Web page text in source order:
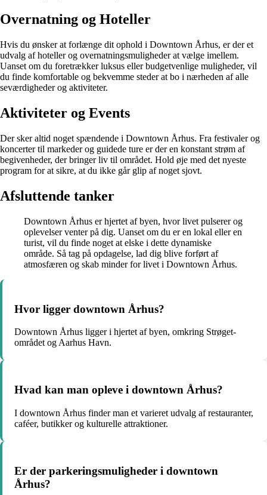
Overnatning og Hoteller
Hvis du ønsker at forlænge dit ophold i Downtown Århus, er der et
udvalg af hoteller og overnatningsmuligheder at vælge imellem.
Uanset om du foretrækker luksus eller budgetvenlige muligheder, vil
du finde komfortable og bekvemme steder at bo i nærheden af alle
seværdigheder og aktiviteter.
Aktiviteter og Events
Der sker altid noget spændende i Downtown Århus. Fra festivaler og
koncerter til markeder og guidede ture er der en konstant strøm af
begivenheder, der bringer liv til området. Hold øje med det nyeste
program for at sikre, at du ikke går glip af noget sjovt.
Afsluttende tanker
Downtown Århus er hjertet af byen, hvor livet pulserer og
oplevelser venter på dig. Uanset om du er en lokal eller en
turist, vil du finde noget at elske i dette dynamiske
område. Så tag på opdagelse, lad dig blive forført af
atmosfæren og skab minder for livet i Downtown Århus.
Hvor ligger downtown Århus?
Downtown Århus ligger i hjertet af byen, omkring Strøget-
området og Aarhus Havn.
Hvad kan man opleve i downtown Århus?
I downtown Århus finder man et varieret udvalg af restauranter,
caféer, butikker og kulturelle attraktioner.
Er der parkeringsmuligheder i downtown
Århus?